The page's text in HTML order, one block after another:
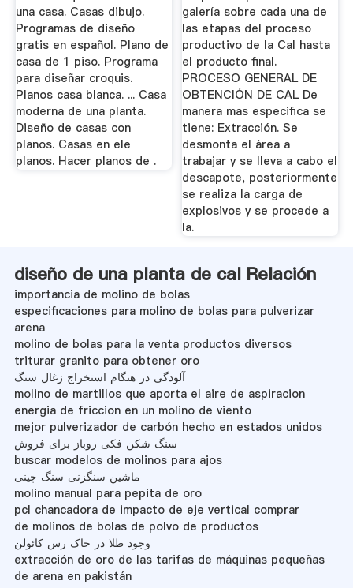
una casa. Casas dibujo.
Programas de diseño
gratis en español. Plano de
casa de 1 piso. Programa
para diseñar croquis.
Planos casa blanca. ... Casa
moderna de una planta.
Diseño de casas con
planos. Casas en ele
planos. Hacer planos de .
galería sobre cada una de
las etapas del proceso
productivo de la Cal hasta
el producto final.
PROCESO GENERAL DE
OBTENCIÓN DE CAL De
manera mas especifica se
tiene: Extracción. Se
desmonta el área a
trabajar y se lleva a cabo el
descapote, posteriormente
se realiza la carga de
explosivos y se procede a
la.
diseño de una planta de cal Relación
importancia de molino de bolas
especificaciones para molino de bolas para pulverizar
arena
molino de bolas para la venta productos diversos
triturar granito para obtener oro
آلودگی در هنگام استخراج زغال سنگ
molino de martillos que aporta el aire de aspiracion
energia de friccion en un molino de viento
mejor pulverizador de carbón hecho en estados unidos
سنگ شکن فکی روباز برای فروش
buscar modelos de molinos para ajos
ماشین سنگزنی سنگ چینی
molino manual para pepita de oro
pcl chancadora de impacto de eje vertical comprar
de molinos de bolas de polvo de productos
وجود طلا در خاک رس کائولن
extracción de oro de las tarifas de máquinas pequeñas
de arena en pakistán